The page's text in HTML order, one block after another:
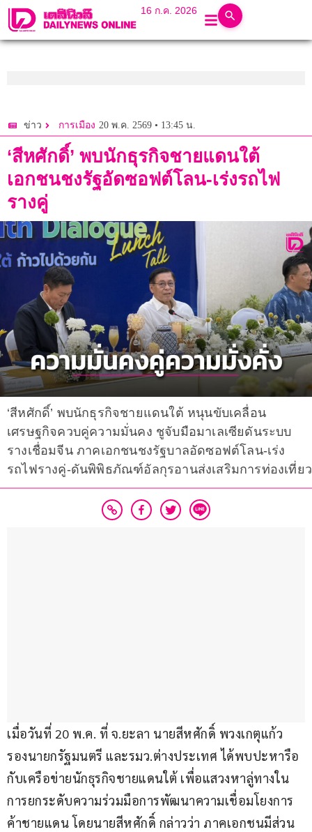
16 ก.ค. 2026
ข่าว การเมือง 20 พ.ค. 2569 • 13:45 น.
‘สีหศักดิ์’ พบนักธุรกิจชายแดนใต้
เอกชนชงรัฐอัดซอฟต์โลน-เร่งรถไฟ
รางคู่
‘สีหศักดิ์’ พบนักธุรกิจชายแดนใต้ หนุนขับเคลื่อน
เศรษฐกิจควบคู่ความมั่นคง ชูจับมือมาเลเซียดันระบบ
รางเชื่อมจีน ภาคเอกชนชงรัฐบาลอัดซอฟต์โลน-เร่ง
รถไฟรางคู่-ดันพิพิธภัณฑ์อัลกุรอานส่งเสริมการท่องเที่ยว
เมื่อวันที่ 20 พ.ค. ที่ จ.ยะลา นายสีหศักดิ์ พวงเกตุแก้ว
รองนายกรัฐมนตรี และรมว.ต่างประเทศ ได้พบปะหารือ
กับเครือข่ายนักธุรกิจชายแดนใต้ เพื่อแสวงหาลู่ทางใน
การยกระดับความร่วมมือการพัฒนาความเชื่อมโยงการ
ค้าชายแดน โดยนายสีหศักดิ์ กล่าวว่า ภาคเอกชนมีส่วน